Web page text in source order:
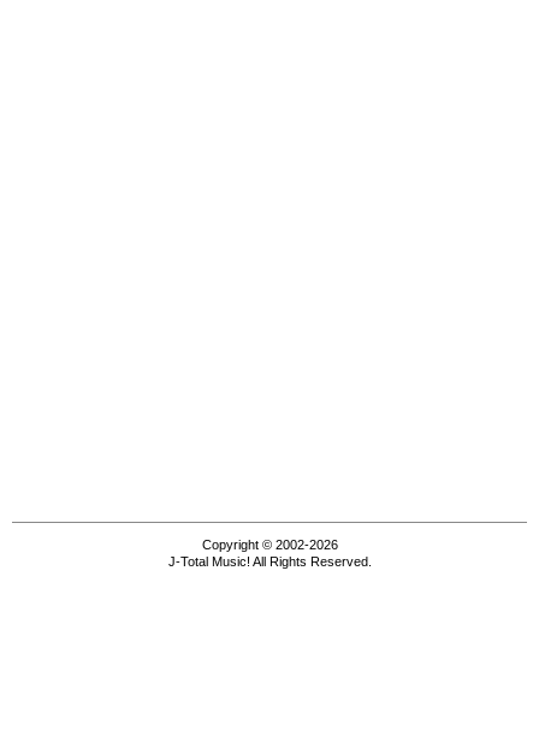
Copyright © 2002-2026
J-Total Music! All Rights Reserved.